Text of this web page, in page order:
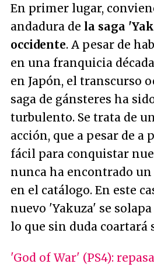
En primer lugar,
andadura de la saga
occidente. A pesar de
en una franquicia
en Japón, el transcurso
saga de gánsteres ha
turbulento. Se trata de
acción, que a pesar de
fácil para conquistar
nunca ha encontrado un
en el catálogo. En este
nuevo 'Yakuza' se
lo que sin duda coartará
'God of War' (PS4):